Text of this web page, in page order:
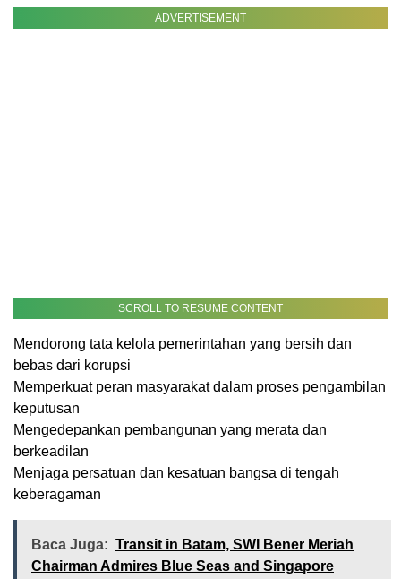
ADVERTISEMENT
SCROLL TO RESUME CONTENT
Mendorong tata kelola pemerintahan yang bersih dan
bebas dari korupsi
Memperkuat peran masyarakat dalam proses pengambilan
keputusan
Mengedepankan pembangunan yang merata dan
berkeadilan
Menjaga persatuan dan kesatuan bangsa di tengah
keberagaman
Baca Juga: Transit in Batam, SWI Bener Meriah
Chairman Admires Blue Seas and Singapore